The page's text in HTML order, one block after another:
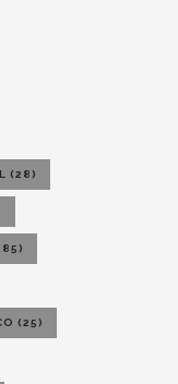
(28)
(25)